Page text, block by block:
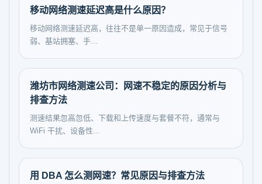
移动网络测速延迟高是什么原因？
移动网络测速延迟高，往往不是单一原因造成，常见于信号
弱、基站拥塞、手...
潍坊市网络测速公司：网速不稳定的原因分析与
排查方法
测速结果忽高忽低、下载和上传速度与套餐不符，通常与
WiFi 干扰、设备性...
用 DBA 怎么测网速？常见原因与排查方法